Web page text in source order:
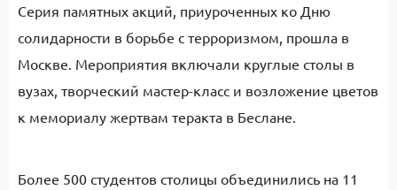
Серия памятных акций, приуроченных ко Дню
солидарности в борьбе с терроризмом, прошла в
Москве. Мероприятия включали круглые столы в
вузах, творческий мастер-класс и возложение цветов
к мемориалу жертвам теракта в Беслане.
Более 500 студентов столицы объединились на 11